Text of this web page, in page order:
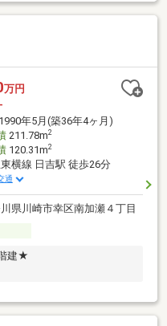
万円
-
1990年5月(築36年4ヶ月)
211.78m2
120.31m2
横線 日吉駅 徒歩26分
通
県川崎市幸区南加瀬４丁目
建★